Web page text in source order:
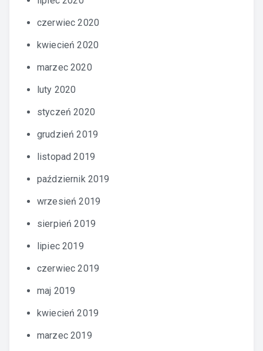
czerwiec 2020
kwiecień 2020
marzec 2020
luty 2020
styczeń 2020
grudzień 2019
listopad 2019
październik 2019
wrzesień 2019
sierpień 2019
lipiec 2019
czerwiec 2019
maj 2019
kwiecień 2019
marzec 2019